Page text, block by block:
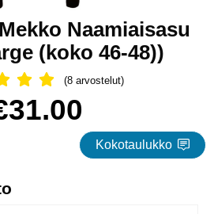
Naamiaisasu
(koko 46-48))
Arvostelu: 5 Tähdet, Ohita kaikki
(8 arvostelut)
Kokotaulukko